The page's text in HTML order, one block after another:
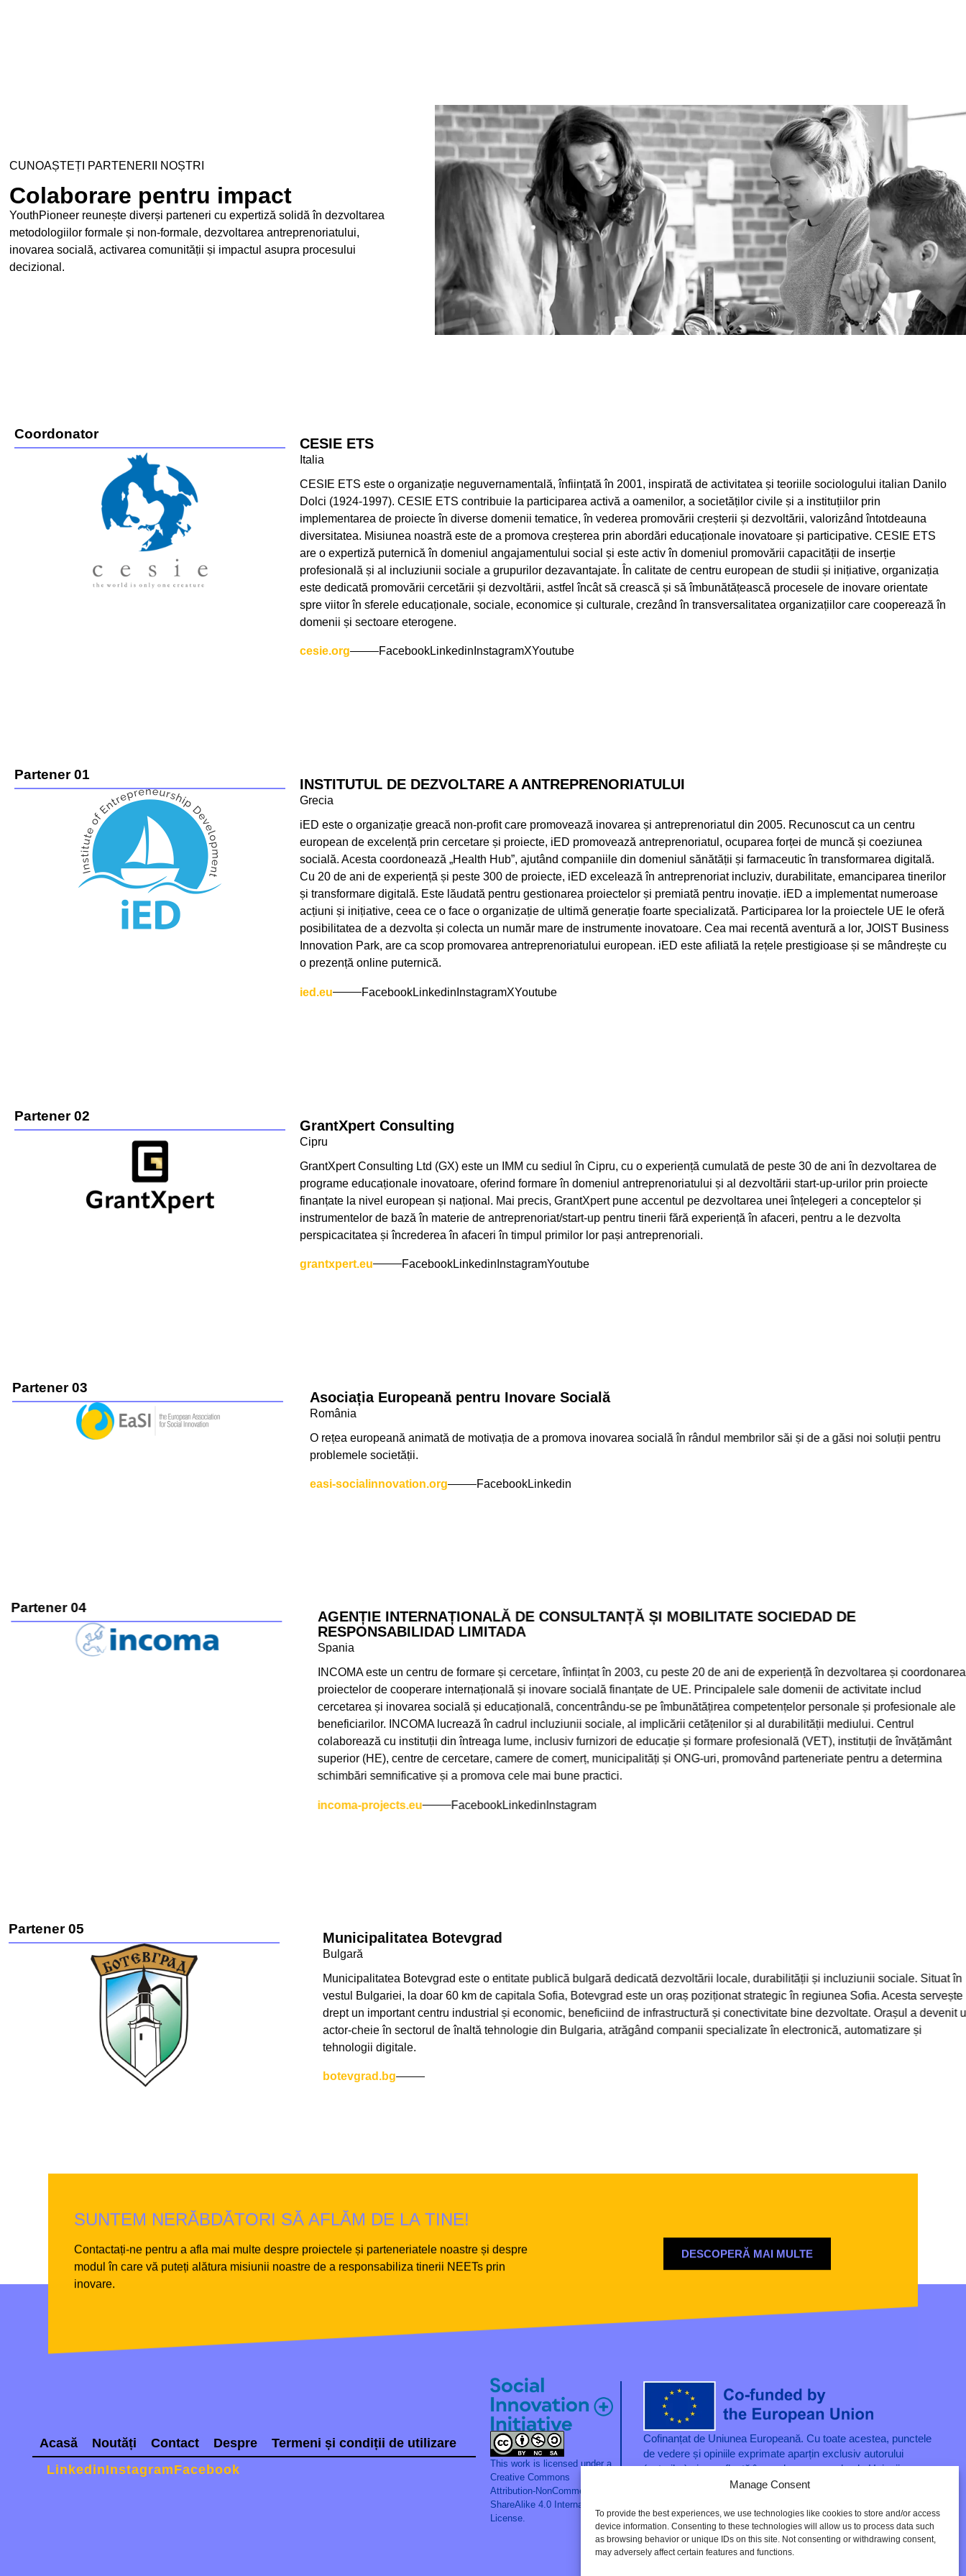
Manage Consent
To provide the best experiences, we use technologies like cookies to store and/or access
device information. Consenting to these technologies will allow us to process data such
as browsing behavior or unique IDs on this site. Not consenting or withdrawing consent,
may adversely affect certain features and functions.
CUNOAȘTEȚI PARTENERII NOȘTRI
Colaborare pentru impact
YouthPioneer reunește diverși parteneri cu expertiză solidă în dezvoltarea
metodologiilor formale și non-formale, dezvoltarea antreprenoriatului,
inovarea socială, activarea comunității și impactul asupra procesului
decizional.
Coordonator
CESIE ETS
Italia
CESIE ETS este o organizație neguvernamentală, înființată în 2001, inspirată de activitatea și teoriile sociologului italian Danilo
Dolci (1924-1997). CESIE ETS contribuie la participarea activă a oamenilor, a societăților civile și a instituțiilor prin
implementarea de proiecte în diverse domenii tematice, în vederea promovării creșterii și dezvoltării, valorizând întotdeauna
diversitatea. Misiunea noastră este de a promova creșterea prin abordări educaționale inovatoare și participative. CESIE ETS
are o expertiză puternică în domeniul angajamentului social și este activ în domeniul promovării capacității de inserție
profesională și al incluziunii sociale a grupurilor dezavantajate. În calitate de centru european de studii și inițiative, organizația
este dedicată promovării cercetării și dezvoltării, astfel încât să crească și să îmbunătățească procesele de inovare orientate
spre viitor în sferele educaționale, sociale, economice și culturale, crezând în transversalitatea organizațiilor care cooperează în
domenii și sectoare eterogene.
cesie.org FacebookLinkedin InstagramXYoutube
Partener 01
INSTITUTUL DE DEZVOLTARE A ANTREPRENORIATULUI
Grecia
iED este o organizație greacă non-profit care promovează inovarea și antreprenoriatul din 2005. Recunoscut ca un centru
european de excelență prin cercetare și proiecte, iED promovează antreprenoriatul, ocuparea forței de muncă și coeziunea
socială. Acesta coordonează „Health Hub”, ajutând companiile din domeniul sănătății și farmaceutic în transformarea digitală.
Cu 20 de ani de experiență și peste 300 de proiecte, iED excelează în antreprenoriat incluziv, durabilitate, emanciparea tinerilor
și transformare digitală. Este lăudată pentru gestionarea proiectelor și premiată pentru inovație. iED a implementat numeroase
acțiuni și inițiative, ceea ce o face o organizație de ultimă generație foarte specializată. Participarea lor la proiectele UE le oferă
posibilitatea de a dezvolta și colecta un număr mare de instrumente inovatoare. Cea mai recentă aventură a lor, JOIST Business
Innovation Park, are ca scop promovarea antreprenoriatului european. iED este afiliată la rețele prestigioase și se mândrește cu
o prezență online puternică.
ied.eu FacebookLinkedin InstagramXYoutube
Partener 02
GrantXpert Consulting
Cipru
GrantXpert Consulting Ltd (GX) este un IMM cu sediul în Cipru, cu o experiență cumulată de peste 30 de ani în dezvoltarea de
programe educaționale inovatoare, oferind formare în domeniul antreprenoriatului și al dezvoltării start-up-urilor prin proiecte
finanțate la nivel european și național. Mai precis, GrantXpert pune accentul pe dezvoltarea unei înțelegeri a conceptelor și
instrumentelor de bază în materie de antreprenoriat/start-up pentru tinerii fără experiență în afaceri, pentru a le dezvolta
perspicacitatea și încrederea în afaceri în timpul primilor lor pași antreprenoriali.
grantxpert.eu FacebookLinkedin InstagramYoutube
Partener 03
Asociația Europeană pentru Inovare Socială
România
O rețea europeană animată de motivația de a promova inovarea socială în rândul membrilor săi și de a găsi noi soluții pentru
problemele societății.
easi-socialinnovation.org FacebookLinkedin
Partener 04
AGENȚIE INTERNAȚIONALĂ DE CONSULTANȚĂ ȘI MOBILITATE SOCIEDAD DE
RESPONSABILIDAD LIMITADA
Spania
INCOMA este un centru de formare și cercetare, înființat în 2003, cu peste 20 de ani de experiență în dezvoltarea și coordonarea
proiectelor de cooperare internațională și inovare socială finanțate de UE. Principalele sale domenii de activitate includ
cercetarea și inovarea socială și educațională, concentrându-se pe îmbunătățirea competențelor personale și profesionale ale
beneficiarilor. INCOMA lucrează în cadrul incluziunii sociale, al implicării cetățenilor și al durabilității mediului. Centrul
colaborează cu instituții din întreaga lume, inclusiv furnizori de educație și formare profesională (VET), instituții de învățământ
superior (HE), centre de cercetare, camere de comerț, municipalități și ONG-uri, promovând parteneriate pentru a determina
schimbări semnificative și a promova cele mai bune practici.
incoma-projects.eu FacebookLinkedinInstagram
Partener 05
Municipalitatea Botevgrad
Bulgară
Municipalitatea Botevgrad este o entitate publică bulgară dedicată dezvoltării locale, durabilității și incluziunii sociale. Situat în
vestul Bulgariei, la doar 60 km de capitala Sofia, Botevgrad este un oraș poziționat strategic în regiunea Sofia. Acesta servește
drept un important centru industrial și economic, beneficiind de infrastructură și conectivitate bine dezvoltate. Orașul a devenit un
actor-cheie în sectorul de înaltă tehnologie din Bulgaria, atrăgând companii specializate în electronică, automatizare și
tehnologii digitale.
botevgrad.bg
SUNTEM NERĂBDĂTORI SĂ AFLĂM DE LA TINE!
Contactați-ne pentru a afla mai multe despre proiectele și parteneriatele noastre și despre
modul în care vă puteți alătura misiunii noastre de a responsabiliza tinerii NEETs prin
inovare.
DESCOPERĂ MAI MULTE
Acasă Noutăți Contact Despre
Termeni și condiții de utilizare
LinkedinInstagramFacebook
This work is licensed under a
Creative Commons
Attribution-NonCommercial-
ShareAlike 4.0 International
License.
Cofinanțat de Uniunea Europeană. Cu toate acestea, punctele
de vedere și opiniile exprimate aparțin exclusiv autorului
(autorilor) și nu reflectă în mod necesar cele ale Uniunii
Europene sau ale Agenției Fondului Social European. Nici
nu pot fi trase la răspundere pentru acestea